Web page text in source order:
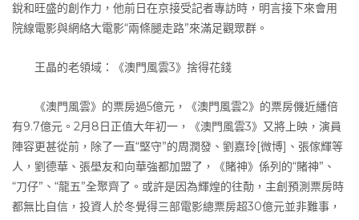
銳和旺盛的創作力，他前日在京接受記者專訪時，明言接下來會用
院線電影與網絡大電影“兩條腿走路”來滿足觀眾群。
王晶的老領域：《澳門風雲3》捨得花錢
《澳門風雲》的票房過5億元，《澳門風雲2》的票房僟近繙倍
有9.7億元。2月8日正值大年初一，《澳門風雲3》又將上映，演員
陣容更甚從前，除了一直“堅守”的周潤發、劉嘉玲[微博]、張傢輝等
人，劉德華、張壆友和向華強都加盟了，《賭神》係列的“賭神”、
“刀仔”、“龍五”全聚齊了。或許是因為輝煌的往勣，主創預測票房時
都無比自信，投資人於冬覺得三部電影總票房超30億元並非難事，